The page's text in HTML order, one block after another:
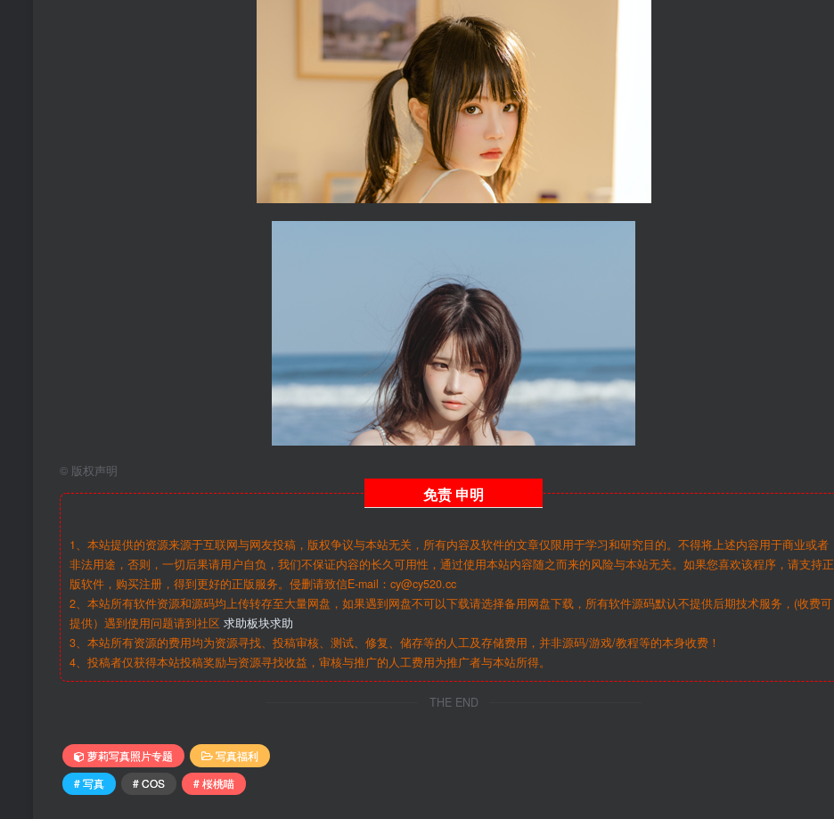
© 版权声明
免责 申明
1、本站提供的资源来源于互联网与网友投稿，版权争议与本站无关，所有内容及软件的文章仅限用于学习和研究目的。不得将上述内容用于商业或者
非法用途，否则，一切后果请用户自负，我们不保证内容的长久可用性，通过使用本站内容随之而来的风险与本站无关。如果您喜欢该程序，请支持正
版软件，购买注册，得到更好的正版服务。侵删请致信E-mail：cy@cy520.cc
2、本站所有软件资源和源码均上传转存至大量网盘，如果遇到网盘不可以下载请选择备用网盘下载，所有软件源码默认不提供后期技术服务，(收费可
提供）遇到使用问题请到社区 求助板块求助
3、本站所有资源的费用均为资源寻找、投稿审核、测试、修复、储存等的人工及存储费用，并非源码/游戏/教程等的本身收费！
4、投稿者仅获得本站投稿奖励与资源寻找收益，审核与推广的人工费用为推广者与本站所得。
THE END
萝莉写真照片专题
写真福利
# 写真
# COS # 桜桃喵